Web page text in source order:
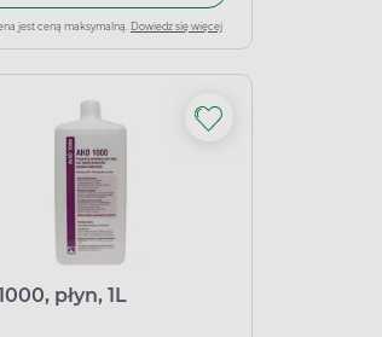
jest ceną maksymalną. Dowiedz się więcej
płyn, 1L